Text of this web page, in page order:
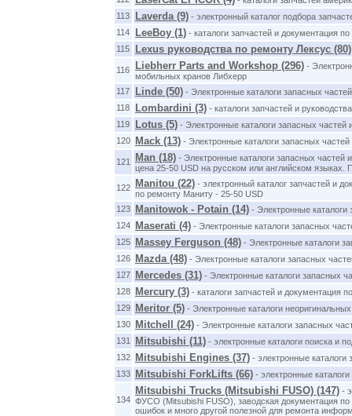
113
Laverda (9) - электронный каталог подбора
114
LeeBoy (1) - каталоги запчастей и документация
115
Lexus руководства по ремонту Лексус (80)
116 Liebherr Parts and Workshop (296) -
мобильных кранов Либхерр
117
Linde (50) - Электронные каталоги запасных
118
Lombardini (3) - каталоги запчастей и
119
Lotus (5) - Электронные каталоги запасных
120
Mack (13) - Электронные каталоги запасных
121 Man (18) - Электронные каталоги запасных
цена 25-50 USD на русском или английском
122 Manitou (22) - электронный каталог запчастей и
по ремонту Маниту - 25-50 USD
123
Manitowok - Potain (14) - Электронные каталоги
124
Maserati (4) - Электронные каталоги запасных
125
Massey Ferguson (48) - Электронные каталоги
126
Mazda (48) - Электронные каталоги запасных
127
Mercedes (31) - Электронные каталоги запасных
128
Mercury (3) - каталоги запчастей и документация
129
Meritor (5) - Электронные каталоги
130
Mitchell (24) - Электронные каталоги запасных
131
Mitsubishi (11) - электронные каталоги поиска и
132
Mitsubishi Engines (37) - электронные каталоги
133
Mitsubishi ForkLifts (66) - электронные
134
Mitsubishi Trucks (Mitsubishi FUSO) (147) -
ФУСО (Mitsubishi FUSO), заводская документация
ошибок и много другой полезной для ремонта